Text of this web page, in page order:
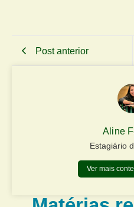
Post anterior
Aline
Estagiário
Ver mais